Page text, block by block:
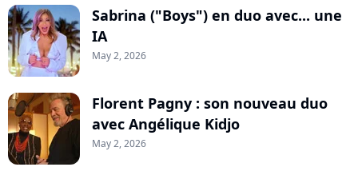
Sabrina ("Boys") en duo avec... une
IA
May 2, 2026
Florent Pagny : son nouveau duo
avec Angélique Kidjo
May 2, 2026